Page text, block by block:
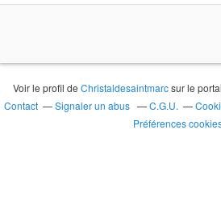
Voir le profil deChristaldesaintmarcsur le
Contact
Signaler un abus C.G.U.
Préférences